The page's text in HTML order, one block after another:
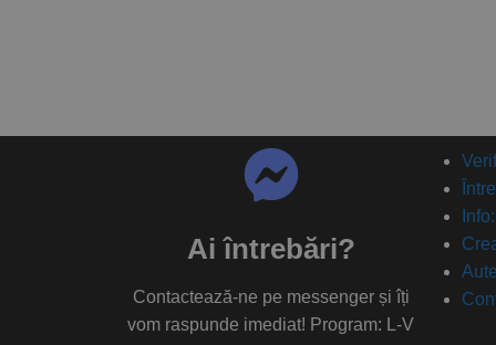
Ai întrebări?
Contactează-ne pe messenger și îți
vom raspunde imediat! Program: L-V